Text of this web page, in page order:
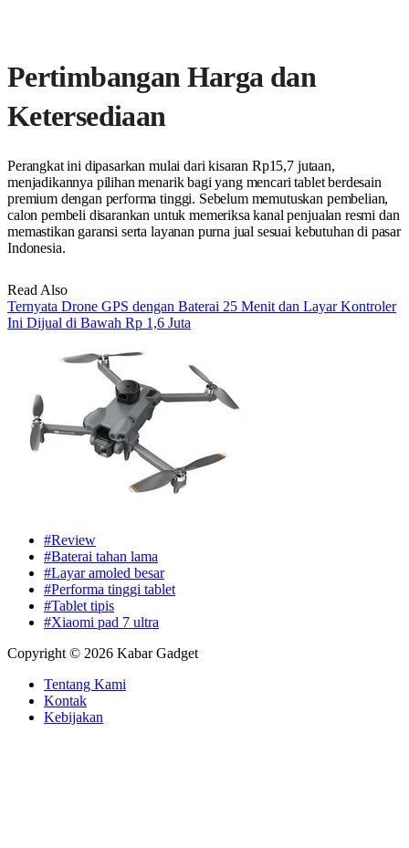
Pertimbangan Harga dan
Ketersediaan
Perangkat ini dipasarkan mulai dari kisaran Rp15,7 jutaan,
menjadikannya pilihan menarik bagi yang mencari tablet berdesain
premium dengan performa tinggi. Sebelum memutuskan pembelian,
calon pembeli disarankan untuk memeriksa kanal penjualan resmi dan
memastikan garansi serta layanan purna jual sesuai kebutuhan di pasar
Indonesia.
Read Also
Ternyata Drone GPS dengan Baterai 25 Menit dan Layar Kontroler
Ini Dijual di Bawah Rp 1,6 Juta
#Review
#Baterai tahan lama
#Layar amoled besar
#Performa tinggi tablet
#Tablet tipis
#Xiaomi pad 7 ultra
Copyright © 2026 Kabar Gadget
Tentang Kami
Kontak
Kebijakan